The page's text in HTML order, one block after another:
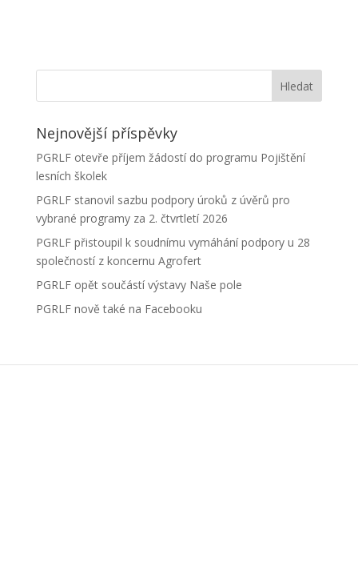
Nejnovější příspěvky
PGRLF otevře příjem žádostí do programu Pojištění
lesních školek
PGRLF stanovil sazbu podpory úroků z úvěrů pro
vybrané programy za 2. čtvrtletí 2026
PGRLF přistoupil k soudnímu vymáhání podpory u 28
společností z koncernu Agrofert
PGRLF opět součástí výstavy Naše pole
PGRLF nově také na Facebooku